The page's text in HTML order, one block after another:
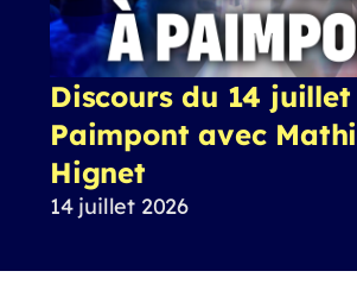
Discours du 14 juillet
Paimpont avec
Hignet
14 juillet 2026